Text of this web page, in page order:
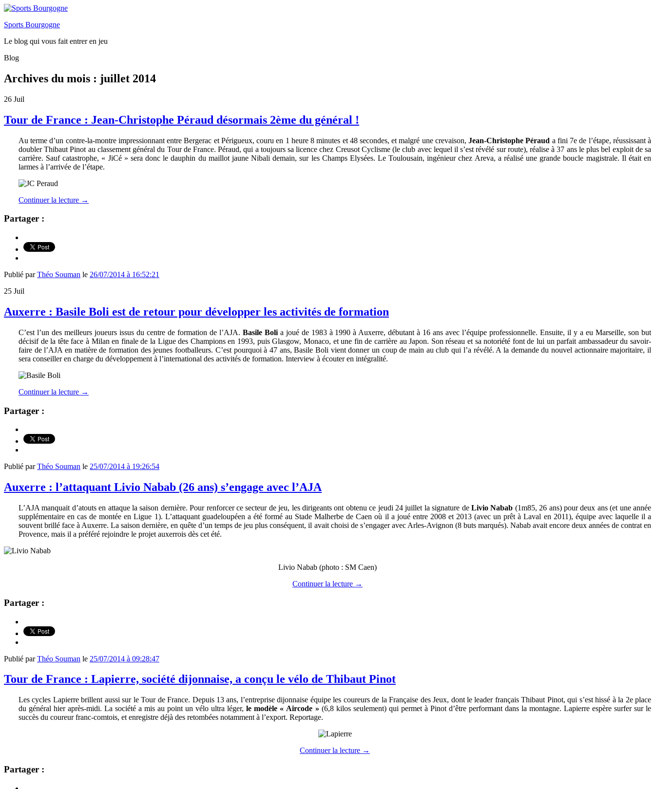
Sports Bourgogne
Le blog qui vous fait entrer en jeu
Blog
Archives du mois : juillet 2014
26 Juil
Tour de France : Jean-Christophe Péraud désormais 2ème du général !
Au terme d’un contre-la-montre impressionnant entre Bergerac et Périgueux, couru en 1 heure 8 minutes et 48 secondes, et malgré une crevaison,Jean-Christophe Péraud a fini 7e de l’étape, réussissant à
doubler Thibaut Pinot au classement général du Tour de France. Péraud, qui a toujours sa licence chez Creusot Cyclisme (le club avec lequel il s’est révélé sur route), réalise à 37 ans le plus bel exploit de sa
carrière. Sauf catastrophe, « JiCé » sera donc le dauphin du maillot jaune Nibali demain, sur les Champs Elysées. Le Toulousain, ingénieur chez Areva, a réalisé une grande boucle magistrale. Il était en
larmes à l’arrivée de l’étape.
Continuer la lecture →
Partager :
Publié parThéo Souman le 26/07/2014 à 16:52:21
25 Juil
Auxerre : Basile Boli est de retour pour développer les activités de formation
C’est l’un des meilleurs joueurs issus du centre de formation de l’AJA. Basile Bolia joué de 1983 à 1990 à Auxerre, débutant à 16 ans avec l’équipe professionnelle. Ensuite, il y a eu Marseille, son but
décisif de la tête face à Milan en finale de la Ligue des Champions en 1993, puis Glasgow, Monaco, et une fin de carrière au Japon. Son réseau et sa notoriété font de lui un parfait ambassadeur du savoir-
faire de l’AJA en matière de formation des jeunes footballeurs. C’est pourquoi à 47 ans, Basile Boli vient donner un coup de main au club qui l’a révélé. A la demande du nouvel actionnaire majoritaire, il
sera conseiller en charge du développement à l’international des activités de formation. Interview à écouter en intégralité.
Continuer la lecture →
Partager :
Publié parThéo Souman le 25/07/2014 à 19:26:54
Auxerre : l’attaquant Livio Nabab (26 ans) s’engage avec l’AJA
L’AJA manquait d’atouts en attaque la saison dernière. Pour renforcer ce secteur de jeu, les dirigeants ont obtenu ce jeudi 24 juillet la signature de Livio Nabab (1m85, 26 ans) pour deux ans (et une année
supplémentaire en cas de montée en Ligue 1). L’attaquant guadeloupéen a été formé au Stade Malherbe de Caen où il a joué entre 2008 et 2013 (avec un prêt à Laval en 2011), équipe avec laquelle il a
souvent brillé face à Auxerre. La saison dernière, en quête d’un temps de jeu plus conséquent, il avait choisi de s’engager avec Arles-Avignon (8 buts marqués). Nabab avait encore deux années de contrat en
Provence, mais il a préféré rejoindre le projet auxerrois dès cet été.
Livio Nabab (photo : SM Caen)
Continuer la lecture →
Partager :
Publié parThéo Souman le 25/07/2014 à 09:28:47
Tour de France : Lapierre, société dijonnaise, a conçu le vélo de Thibaut Pinot
Les cycles Lapierre brillent aussi sur le Tour de France. Depuis 13 ans, l’entreprise dijonnaise équipe les coureurs de la Française des Jeux, dont le leader français Thibaut Pinot, qui s’est hissé à la 2e place
du général hier après-midi. La société a mis au point un vélo ultra léger,le modèle « Aircode » (6,8 kilos seulement) qui permet à Pinot d’être performant dans la montagne. Lapierre espère surfer sur le
succès du coureur franc-comtois, et enregistre déjà des retombées notamment à l’export. Reportage.
Continuer la lecture →
Partager :